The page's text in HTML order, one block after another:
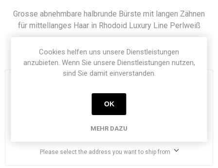
Grosse abnehmbare halbrunde Bürste mit langen Zähnen
für mittellanges Haar in Rhodoid Luxury Line Perlweiß
Artikelnummer: 1121-40
exklusiveVersand
Please select the address you want to ship from
Cookies helfen uns unsere Dienstleistungen
anzubieten. Wenn Sie unsere Dienstleistungen nutzen,
sind Sie damit einverstanden.
OK
MEHR DAZU